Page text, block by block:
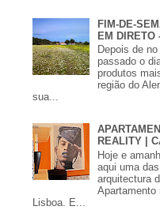
FIM-DE-
EM DIRETO
Depois de
passado o
produtos
região do
sua...
REALITY |
Hoje e
aqui uma
arquitectura
Apartamento
Lisboa. E...